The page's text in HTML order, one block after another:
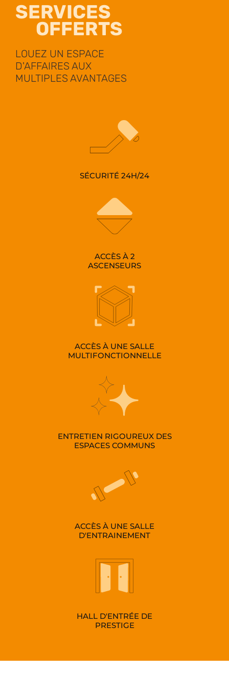
SERVICES
OFFERTS
LOUEZ UN ESPACE
D'AFFAIRES AUX
MULTIPLES AVANTAGES
SÉCURITÉ 24H/24
ACCÈS À 2
ASCENSEURS
ACCÈS À UNE SALLE
MULTIFONCTIONNELLE
ENTRETIEN RIGOUREUX DES
ESPACES COMMUNS
ACCÈS À UNE SALLE
D'ENTRAINEMENT
HALL D'ENTRÉE DE
PRESTIGE